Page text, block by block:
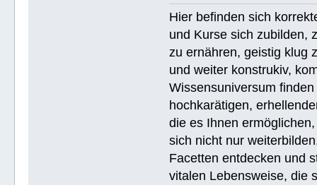
🚀 Ethik unjd die Zustände -
🚀 Integrität und Ehrlichkeit -
Wie Sie jemandem helfen
🚀 Werkzeuge für den
🚀 Die Ehe - https://bodhie.eu/
🚀 Kinder - https://bodhie.eu/
🚀 Grundlagen des Organisieren
🚀 Public Relations - https://
🚀 Planziele und Ziele- https://
🚀 Kommunikation - https://
Name (BlockBuchStaben)/eMail
Hier befinden sich
und Kurse sich zubilden,
zu ernähren, geistig klug
und weiter konstrukiv,
Wissensuniversum
hochkarätigen,
die es Ihnen
sich nicht nur
Facetten entdecken und
vitalen Lebensweise, die